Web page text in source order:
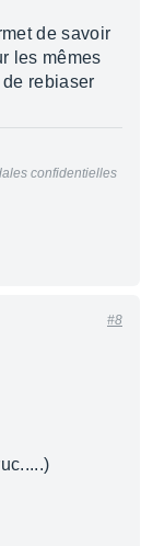
de savoir
les mêmes
rebiaser
confidentielles
#8